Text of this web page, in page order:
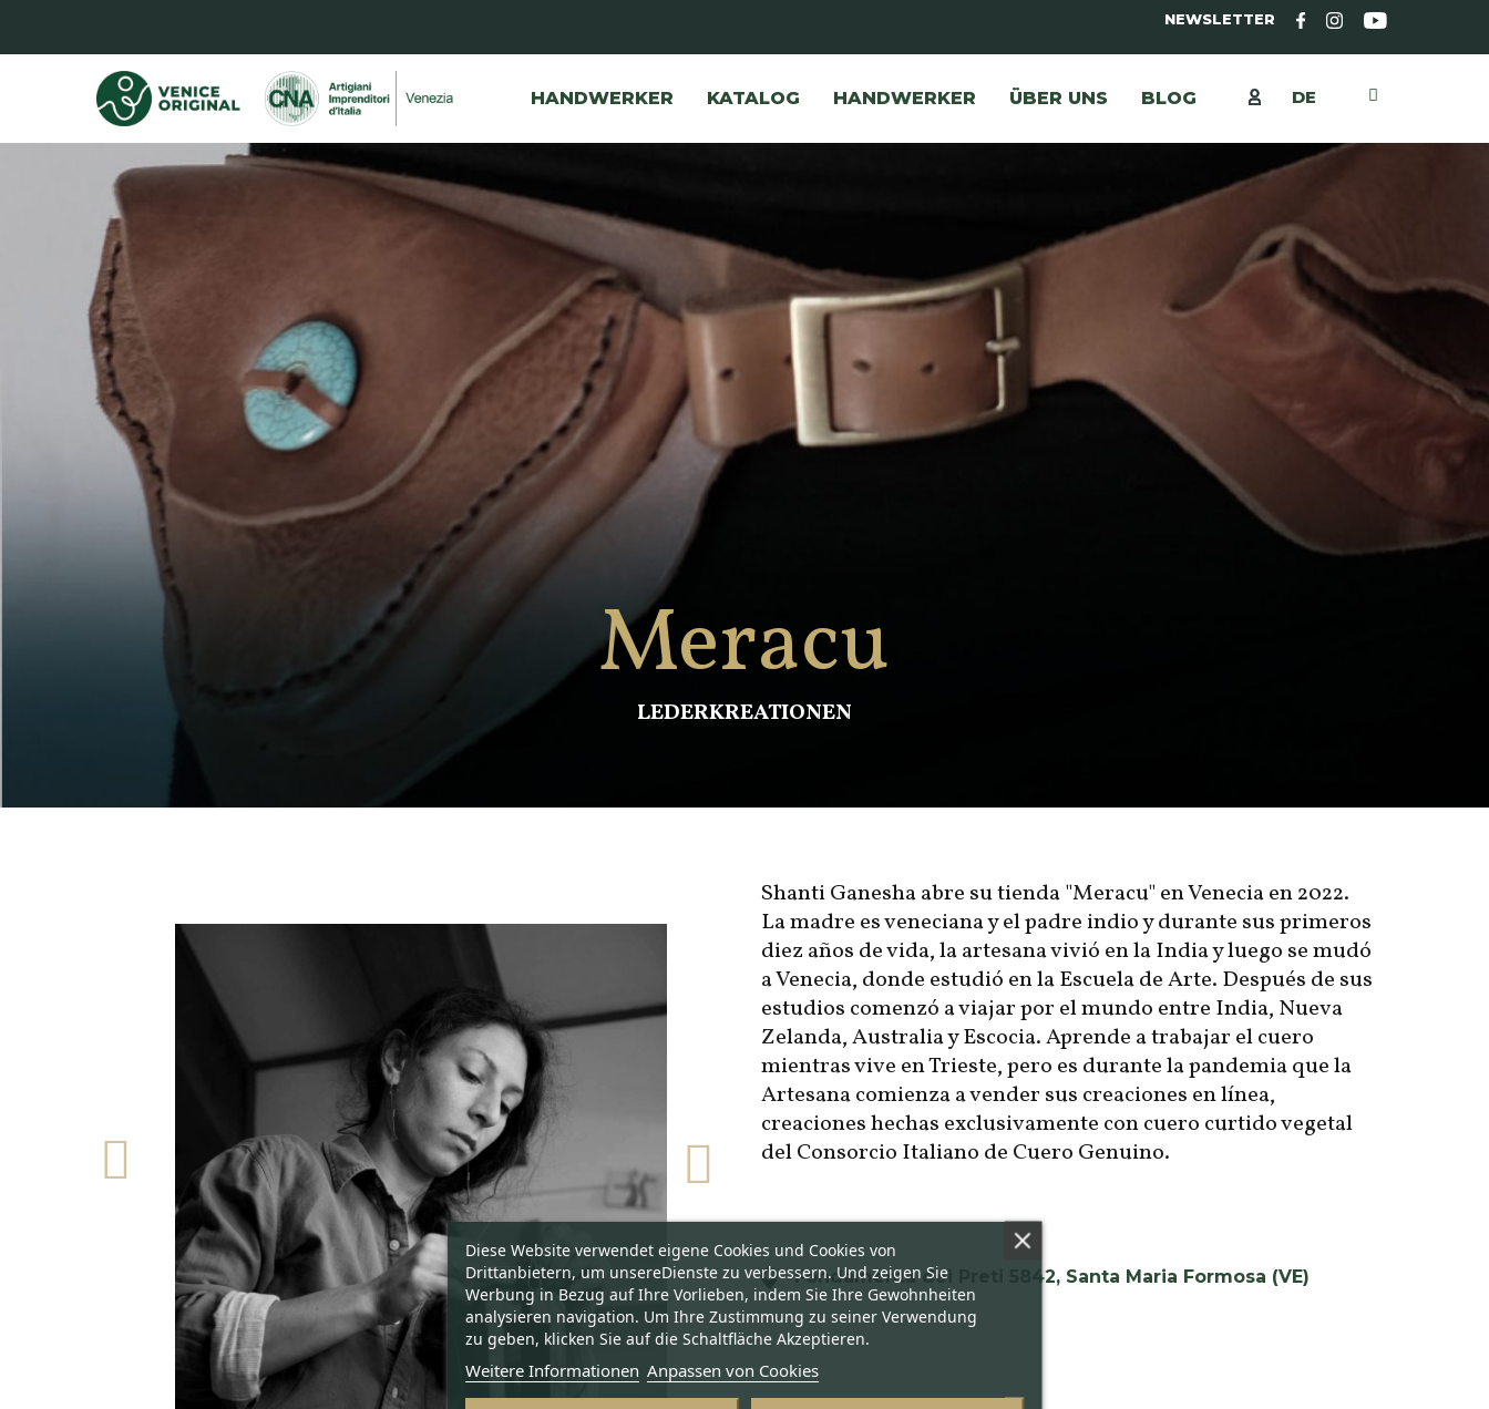
NEWSLETTER
HANDWERKER KATALOG HANDWERKER ÜBER UNS BLOG DE
Meracu
LEDERKREATIONEN
Shanti Ganesha abre su tienda "Meracu" en Venecia en 2022.
La madre es veneciana y el padre indio y durante sus primeros
diez años de vida, la artesana vivió en la India y luego se mudó
a Venecia, donde estudió en la Escuela de Arte. Después de sus
estudios comenzó a viajar por el mundo entre India, Nueva
Zelanda, Australia y Escocia. Aprende a trabajar el cuero
mientras vive en Trieste, pero es durante la pandemia que la
Artesana comienza a vender sus creaciones en línea,
creaciones hechas exclusivamente con cuero curtido vegetal
del Consorcio Italiano de Cuero Genuino.
Fondamenta dei Preti 5842, Santa Maria Formosa (VE)
Diese Website verwendet eigene Cookies und Cookies von
Drittanbietern, um unsereDienste zu verbessern. Und zeigen Sie
Werbung in Bezug auf Ihre Vorlieben, indem Sie Ihre Gewohnheiten
analysieren navigation. Um Ihre Zustimmung zu seiner Verwendung
zu geben, klicken Sie auf die Schaltfläche Akzeptieren.
Weitere Informationen Anpassen von Cookies